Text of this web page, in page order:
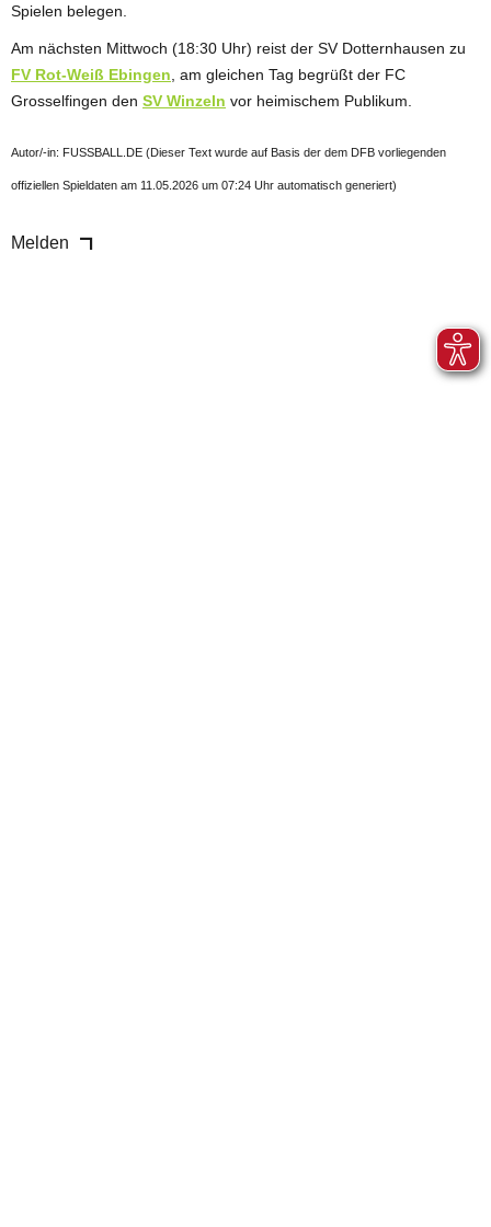
Spielen belegen.
Am nächsten Mittwoch (18:30 Uhr) reist der SV Dotternhausen zu
FV Rot-Weiß Ebingen , am gleichen Tag begrüßt der FC
Grosselfingen den SV Winzeln vor heimischem Publikum.
Autor/-in: FUSSBALL.DE (Dieser Text wurde auf Basis der dem DFB vorliegenden
offiziellen Spieldaten am 11.05.2026 um 07:24 Uhr automatisch generiert)
Melden